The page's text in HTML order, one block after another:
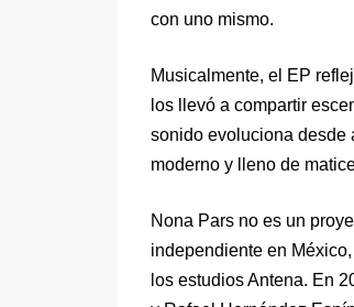
con uno mismo.
Musicalmente, el EP
los llevó a compartir
sonido evoluciona desde
moderno y lleno de
Nona Pars no es un
independiente en
los estudios Antena. En